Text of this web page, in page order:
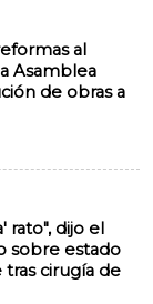
al
Asamblea
de obras a
rato", dijo el
sobre estado
cirugía de